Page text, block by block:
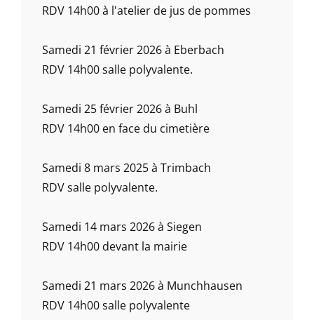
RDV 14h00 à l'atelier de jus de pommes
Samedi 21 février 2026 à Eberbach
RDV 14h00 salle polyvalente.
Samedi 25 février 2026 à Buhl
RDV 14h00 en face du cimetière
Samedi 8 mars 2025 à Trimbach
RDV salle polyvalente.
Samedi 14 mars 2026 à Siegen
RDV 14h00 devant la mairie
Samedi 21 mars 2026 à Munchhausen
RDV 14h00 salle polyvalente